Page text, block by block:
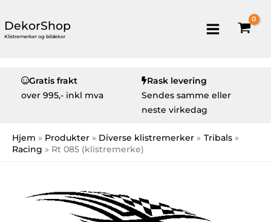
DekorShop
Klistremerker og bildekor
Gratis frakt
over 995,- inkl mva
Rask levering
Sendes samme eller
neste virkedag
Hjem Produkter Diverse klistremerker
Tribals
Racing
Rt 085 (klistremerke)